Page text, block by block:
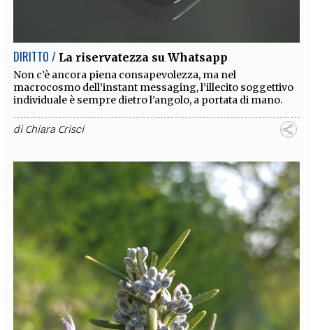
DIRITTO / La riservatezza su Whatsapp
Non c’è ancora piena consapevolezza, ma nel
macrocosmo dell’instant messaging, l’illecito soggettivo
individuale è sempre dietro l’angolo, a portata di mano.
diChiara Crisci